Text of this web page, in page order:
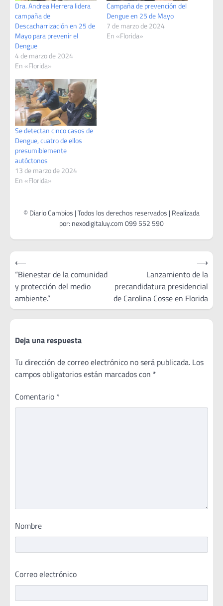
Dra. Andrea Herrera lidera
campaña de
Descacharrización en 25 de
Mayo para prevenir el
Dengue
4 de marzo de 2024
En «Florida»
Campaña de prevención del
Dengue en 25 de Mayo
7 de marzo de 2024
En «Florida»
Se detectan cinco casos de
Dengue, cuatro de ellos
presumiblemente
autóctonos
13 de marzo de 2024
En «Florida»
Navegación
de
entradas
⟵
“Bienestar de la comunidad
y protección del medio
ambiente.”
Lanzamiento de la
precandidatura presidencial
de Carolina Cosse en Florida
⟶
Deja una respuesta
Tu dirección de correo electrónico no será publicada. Los
campos obligatorios están marcados con *
Comentario *
Nombre
Correo electrónico